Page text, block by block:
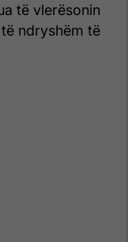
të vlerësonin
ndryshëm të